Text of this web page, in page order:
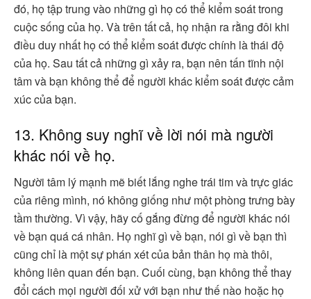
đó, họ tập trung vào những gì họ có thể kiểm soát trong
cuộc sống của họ. Và trên tất cả, họ nhận ra rằng đôi khi
điều duy nhất họ có thể kiểm soát được chính là thái độ
của họ. Sau tất cả những gì xảy ra, bạn nên tấn tĩnh nội
tâm và bạn không thể để người khác kiểm soát được cảm
xúc của bạn.
13. Không suy nghĩ về lời nói mà người
khác nói về họ.
Người tâm lý mạnh mẽ biết lắng nghe trái tim và trực giác
của riêng mình, nó không giống như một phòng trưng bày
tầm thường. Vì vậy, hãy cố gắng đừng để người khác nói
về bạn quá cá nhân. Họ nghĩ gì về bạn, nói gì về bạn thì
cũng chỉ là một sự phán xét của bản thân họ mà thôi,
không liên quan đến bạn. Cuối cùng, bạn không thể thay
đổi cách mọi người đối xử với bạn như thế nào hoặc họ